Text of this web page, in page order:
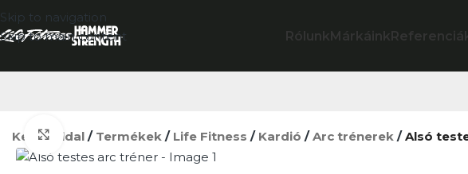
Skip to navigation
Skip to main content
Rólunk Márkáink Referenciák
Kezdőoldal / Termékek / Life Fitness / Kardió / Arc trénerek / Alsó
Click to enlarge